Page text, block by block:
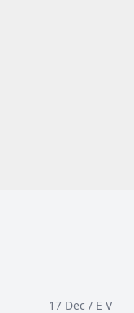
17 Dec / E V